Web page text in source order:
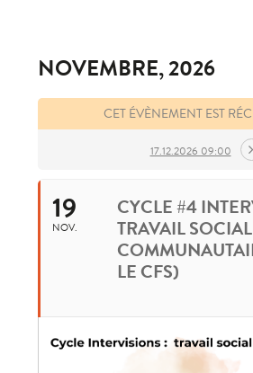
NOVEMBRE, 2026
CET ÉVÈNEMENT EST
17.12.2026 09:00
19
NOV.
CYCLE #4
TRAVAIL SOCIAL
LE CFS)